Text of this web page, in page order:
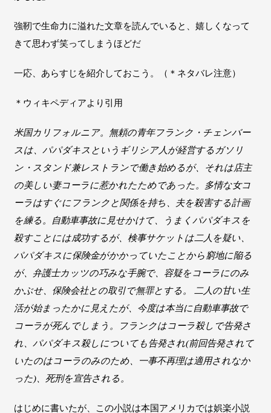
強靭で生命力に溢れた文章を読んでいると、嬉しくなって
きて思わず笑ってしまうほどだ
一応、あらすじを紹介しておこう。（＊ネタバレ注意）
＊ウィキペディアより引用
米国カリフォルニア。無頼の青年フランク・チェンバー
スは、パパダキスというギリシア人が経営するガソリ
ン・スタンド兼レストランで働き始めるが、それは店主
の美しい妻コーラに惹かれたためであった。多情な女コ
ーラはすぐにフランクと関係を持ち、夫を殺害する計画
を練る。自動車事故に見せかけて、うまくパパダキスを
殺すことには成功するが、検事サケットは二人を疑い、
パパダキスに保険金がかかっていたことから窮地に陥る
が、弁護士カッツの巧みな手腕で、容疑をコーラにのみ
かぶせ、保険会社との取引で無罪とする。 二人の甘い生
活が始まったかに見えたが、今度は本当に自動車事故で
コーラが死んでしまう。フランクはコーラ殺しで告発さ
れ、パパダキス殺しについても告発され(前回告発されて
いたのはコーラのみのため、一事不再理は適用されなか
った)、死刑を宣告される。
はじめに書いたが、この小説は本国アメリカでは娯楽小説